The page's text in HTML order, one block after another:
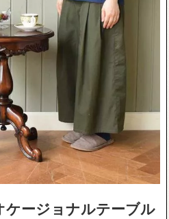
ケージョナルテーブル